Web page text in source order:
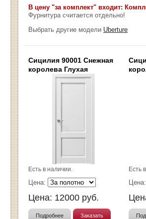
В цену "за комплект" входит:
Фурнитура считается отдельно!
Выбрать другие модели Uberture
Сицилия 90001 Снежная
королева Глухая
Есть в наличии.
Цена:
Цена: 12000 руб.
Подробнее Заказать
Есть
Цена: